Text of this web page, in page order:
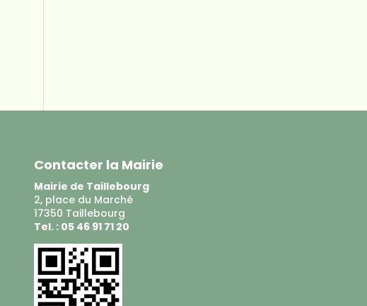
Contacter la Mairie
Mairie de Taillebourg
2, place du Marché
17350 Taillebourg
Tel. : 05 46 91 71 20